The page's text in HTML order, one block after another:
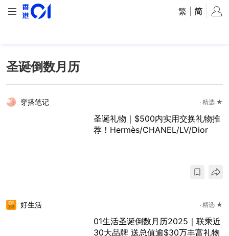
繁 简
圣诞倒数月历
穿搭笔记 精选 ★
圣诞礼物｜$500内实用交换礼物推
荐！Hermès/CHANEL/LV/Dior
好生活 精选 ★
01生活圣诞倒数月历2025｜联乘近
30大品牌 送总值逾$30万丰富礼物